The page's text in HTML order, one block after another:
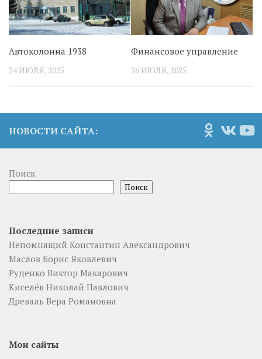
Автоколонна 1938
24 ИЮЛЯ, 2025
Финансовое управление
26 ИЮЛЯ, 2025
НОВОСТИ САЙТА:
Поиск
Поиск
Последние записи
Непомнящий Константин Александрович
Маслов Борис Яковлевич
Руденко Виктор Макарович
Киселёв Николай Павлович
Древаль Вера Романовна
Мои сайты